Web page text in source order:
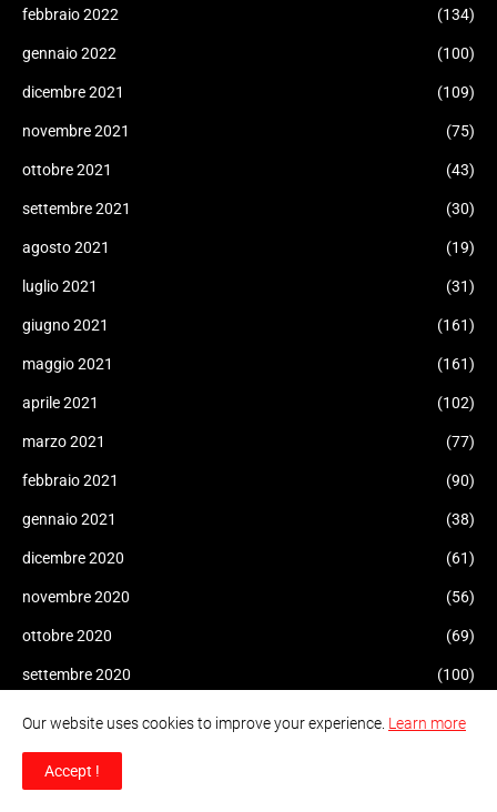
febbraio 2022 (134)
gennaio 2022 (100)
dicembre 2021 (109)
novembre 2021 (75)
ottobre 2021 (43)
settembre 2021 (30)
agosto 2021 (19)
luglio 2021 (31)
giugno 2021 (161)
maggio 2021 (161)
aprile 2021 (102)
marzo 2021 (77)
febbraio 2021 (90)
gennaio 2021 (38)
dicembre 2020 (61)
novembre 2020 (56)
ottobre 2020 (69)
settembre 2020 (100)
agosto 2020
luglio 2020
giugno 2020
Our website uses cookies to improve your experience. Learn more
Accept !